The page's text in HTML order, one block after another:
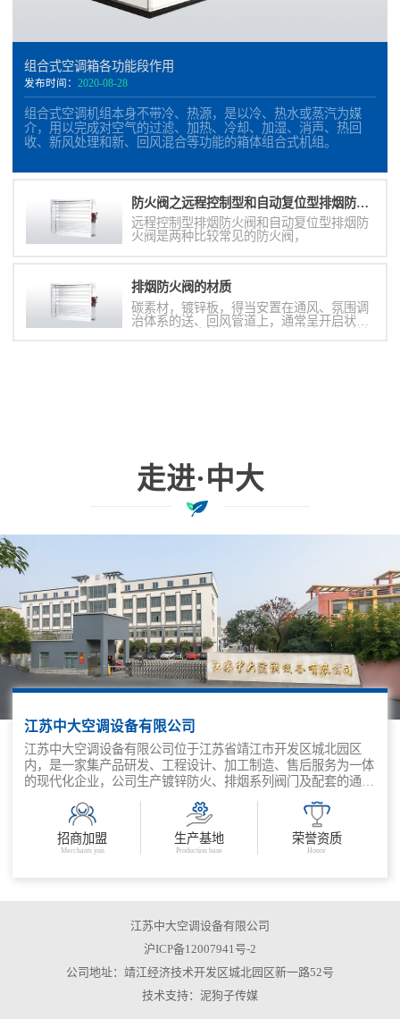
组合式空调箱各功能段作用
发布时间： 2020-08-28
组合式空调机组本身不带冷、热源，是以冷、热水或蒸汽为媒
介，用以完成对空气的过滤、加热、冷却、加湿、消声、热回
收、新风处理和新、回风混合等功能的箱体组合式机组。
防火阀之远程控制型和自动复位型排烟防火阀的区别
远程控制型排烟防火阀和自动复位型排烟防
火阀是两种比较常见的防火阀，
排烟防火阀的材质
碳素材，镀锌板，得当安置在通风、氛围调
治体系的送、回风管道上，通常呈开启状
走进·中大
江苏中大空调设备有限公司
江苏中大空调设备有限公司位于江苏省靖江市开发区城北园区
内，是一家集产品研发、工程设计、加工制造、售后服务为一体
的现代化企业，公司生产镀锌防火、排烟系列阀门及配套的通风
招商加盟
Merchants join
生产基地
Production base
荣誉资质
Honor
江苏中大空调设备有限公司
沪ICP备12007941号-2
公司地址：靖江经济技术开发区城北园区新一路52号
技术支持： 泥狗子传媒